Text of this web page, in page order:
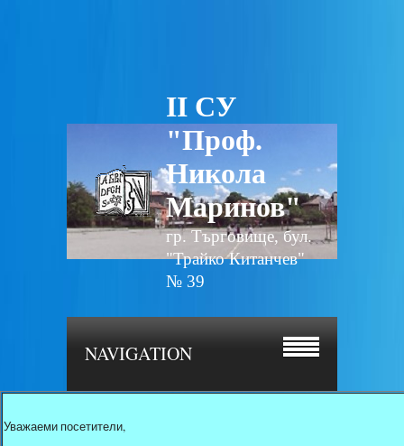
II СУ
"Проф.
Никола
Маринов"
гр. Търговище, бул.
"Трайко Китанчев"
№ 39
NAVIGATION
Уважаеми посетители,